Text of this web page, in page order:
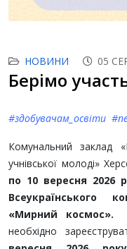
НОВИНИ 05
Берімо
#здобувачам_освіти
Комунальний заклад
учнівської молоді»
по 10 вересня 2026
Всеукраїнського
«Мирний космос».
необхідно